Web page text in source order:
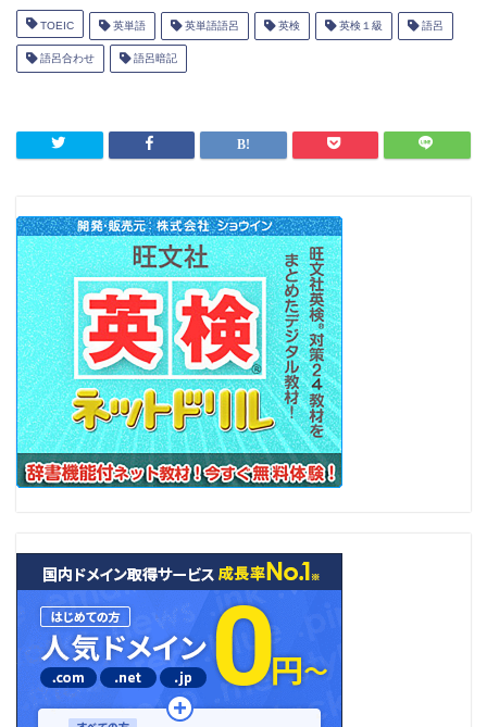
TOEIC 英単語 英単語語呂 英検 英検１級 語呂
語呂合わせ 語呂暗記